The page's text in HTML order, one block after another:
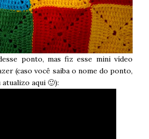
ponto, mas fiz esse mini vídeo
(caso você saiba o nome do ponto,
atualizo aqui 🙂):